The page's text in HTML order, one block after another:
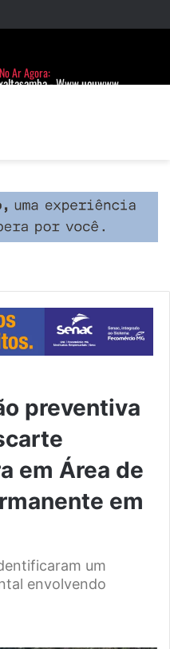
preventiva
em Área de
em
um
envolvendo